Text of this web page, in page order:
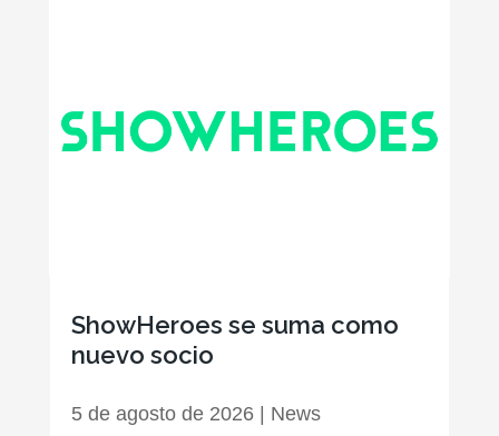
ShowHeroes se suma como
nuevo socio
5 de agosto de 2026| News